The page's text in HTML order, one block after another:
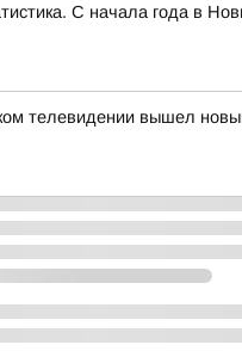
С начала года в
телевидении вышел